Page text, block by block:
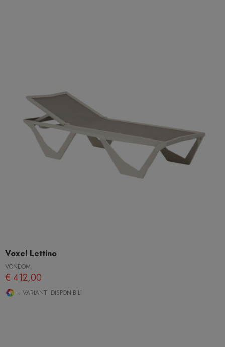
Voxel Lettino
VONDOM
€ 412,00
+ VARIANTI DISPONIBILI